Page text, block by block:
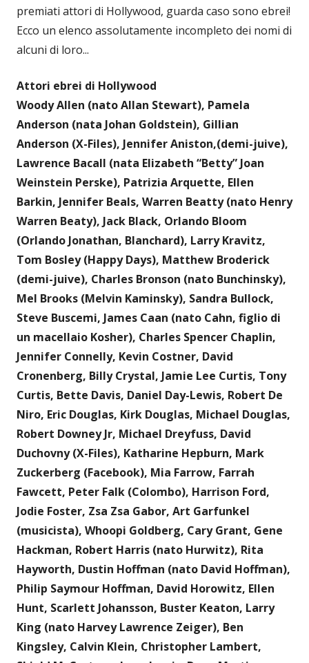
premiati attori di Hollywood, guarda caso sono ebrei!
Ecco un elenco assolutamente incompleto dei nomi di
alcuni di loro...
Attori ebrei di Hollywood
Woody Allen (nato Allan Stewart), Pamela
Anderson (nata Johan Goldstein), Gillian
Anderson (X-Files), Jennifer Aniston,(demi-juive),
Lawrence Bacall (nata Elizabeth “Betty” Joan
Weinstein Perske), Patrizia Arquette, Ellen
Barkin, Jennifer Beals, Warren Beatty (nato Henry
Warren Beaty), Jack Black, Orlando Bloom
(Orlando Jonathan, Blanchard), Larry Kravitz,
Tom Bosley (Happy Days), Matthew Broderick
(demi-juive), Charles Bronson (nato Bunchinsky),
Mel Brooks (Melvin Kaminsky), Sandra Bullock,
Steve Buscemi, James Caan (nato Cahn, figlio di
un macellaio Kosher), Charles Spencer Chaplin,
Jennifer Connelly, Kevin Costner, David
Cronenberg, Billy Crystal, Jamie Lee Curtis, Tony
Curtis, Bette Davis, Daniel Day-Lewis, Robert De
Niro, Eric Douglas, Kirk Douglas, Michael Douglas,
Robert Downey Jr, Michael Dreyfuss, David
Duchovny (X-Files), Katharine Hepburn, Mark
Zuckerberg (Facebook), Mia Farrow, Farrah
Fawcett, Peter Falk (Colombo), Harrison Ford,
Jodie Foster, Zsa Zsa Gabor, Art Garfunkel
(musicista), Whoopi Goldberg, Cary Grant, Gene
Hackman, Robert Harris (nato Hurwitz), Rita
Hayworth, Dustin Hoffman (nato David Hoffman),
Philip Saymour Hoffman, David Horowitz, Ellen
Hunt, Scarlett Johansson, Buster Keaton, Larry
King (nato Harvey Lawrence Zeiger), Ben
Kingsley, Calvin Klein, Christopher Lambert,